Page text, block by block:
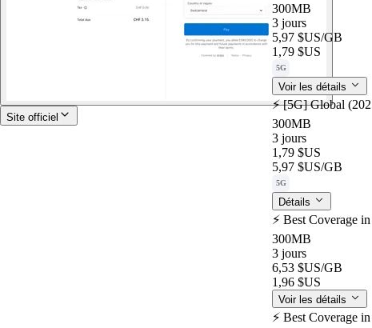
Site officiel
300MB
3 jours
5,97 $US/GB
1,79 $US
5G
Voir les détails
⚡️ [5G] Global
300MB
3 jours
1,79 $US
5,97 $US/GB
5G
Détails
⚡️ Best Coverage
300MB
3 jours
6,53 $US/GB
1,96 $US
Voir les détails
⚡️ Best Coverage